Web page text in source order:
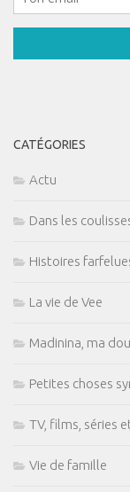
CATÉGORIES
Actu
Dans les
Histoires
La vie de Vee
Madinina, ma
Petites choses
TV, films, séries
Vie de famille